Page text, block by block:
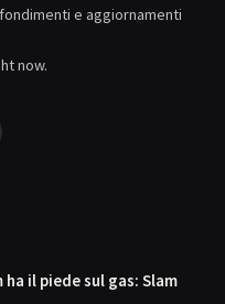
e aggiornamenti
now.
ha il piede sul gas: Slam